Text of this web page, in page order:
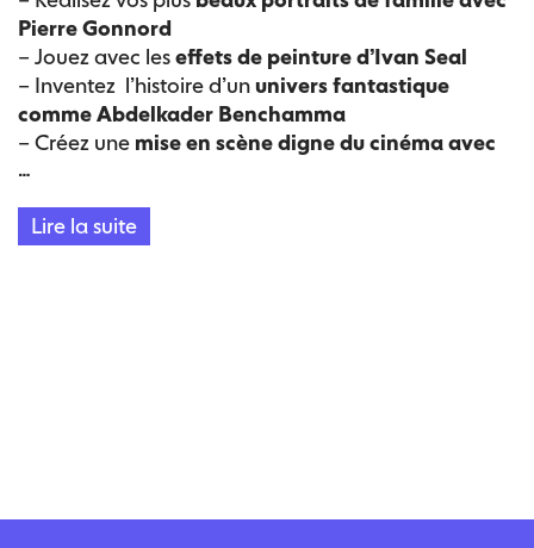
Pierre Gonnord
– Jouez avec leseffets de peinture d’Ivan Seal
– Inventez l’histoire d’ununivers fantastique
comme Abdelkader Benchamma
– Créez une mise en scène digne du cinéma avec
Gregory Crewdson
moindres détails à la manière de
…
Lire la suite